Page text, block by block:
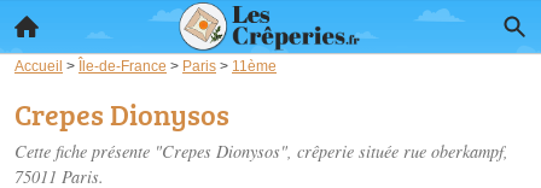
Accueil > Île-de-France > Paris > 11ème
Crepes Dionysos
Cette fiche présente "Crepes Dionysos", crêperie située rue oberkampf,
75011 Paris.